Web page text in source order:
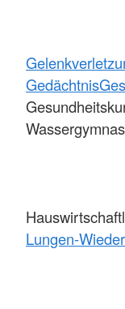
Gedächtnis
Lungen-